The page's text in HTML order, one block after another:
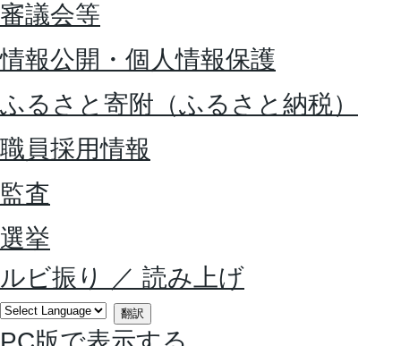
審議会等
情報公開・個人情報保護
ふるさと寄附（ふるさと納税）
職員採用情報
監査
選挙
ルビ振り
／ 読み上げ
翻訳